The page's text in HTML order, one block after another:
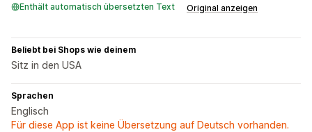
Enthält automatisch übersetzten Text Original anzeigen
Beliebt bei Shops wie deinem
Sitz in den USA
Sprachen
Englisch
Für diese App ist keine Übersetzung auf Deutsch vorhanden.